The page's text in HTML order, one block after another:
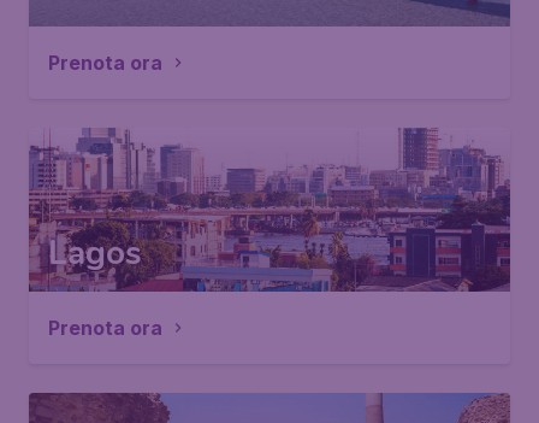
Prenota ora
Lagos
Prenota ora